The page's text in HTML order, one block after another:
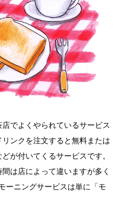
でよくやられているサービス
ンクを注文すると無料または
が付いてくるサービスです。
は店によって違いますが多く
ーニングサービスは単に「モ